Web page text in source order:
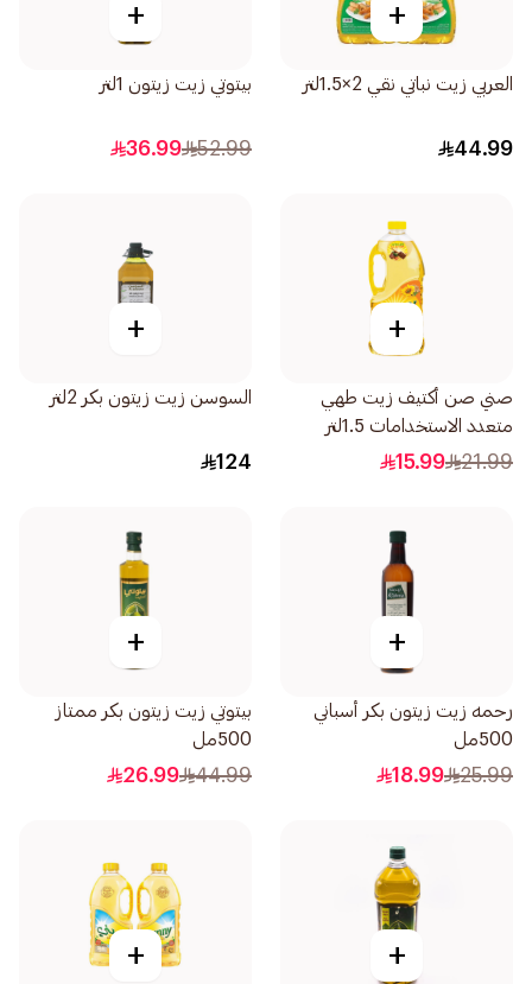
+
العربي زيت نباتي نقي 2×1.5لتر
44.99
+
بيتوتي زيت زيتون 1لتر
52.99
36.99
+
صني صن أكتيف زيت طهي
متعدد الاستخدامات 1.5لتر
21.99
15.99
+
السوسن زيت زيتون بكر 2لتر
124
+
رحمه زيت زيتون بكر أسباني
500مل
25.99
18.99
+
بيتوتي زيت زيتون بكر ممتاز
500مل
44.99
26.99
+
+